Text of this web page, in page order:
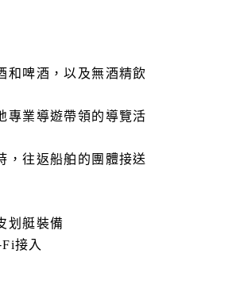
和啤酒，以及無酒精飲
專業導遊帶領的導覽活
，往返船舶的團體接送
划艇裝備
接入